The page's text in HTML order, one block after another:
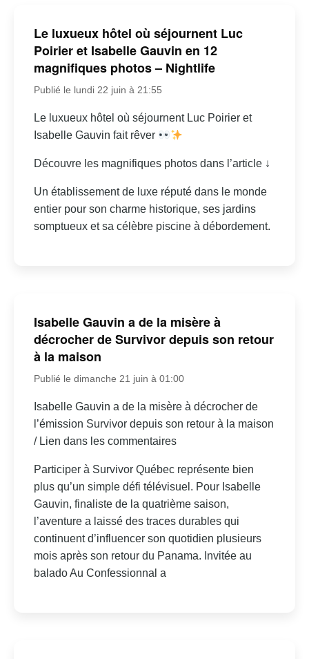
Le luxueux hôtel où séjournent Luc
Poirier et Isabelle Gauvin en 12
magnifiques photos – Nightlife
Publié le lundi 22 juin à 21:55
Le luxueux hôtel où séjournent Luc Poirier et
Isabelle Gauvin fait rêver
Découvre les magnifiques photos dans l’article ↓
Un établissement de luxe réputé dans le monde
entier pour son charme historique, ses jardins
somptueux et sa célèbre piscine à débordement.
Isabelle Gauvin a de la misère à
décrocher de Survivor depuis son retour
à la maison
Publié le dimanche 21 juin à 01:00
Isabelle Gauvin a de la misère à décrocher de
l’émission Survivor depuis son retour à la maison
/ Lien dans les commentaires
Participer à Survivor Québec représente bien
plus qu’un simple défi télévisuel. Pour Isabelle
Gauvin, finaliste de la quatrième saison,
l’aventure a laissé des traces durables qui
continuent d’influencer son quotidien plusieurs
mois après son retour du Panama. Invitée au
balado Au Confessionnal a